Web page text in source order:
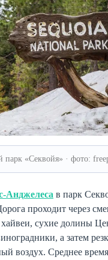
парк «Секвойя» · фото:
Анджелеса в парк
проходит через
хайвеи, сухие долины
а затем
воздух. Среднее